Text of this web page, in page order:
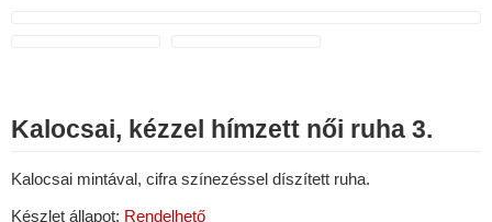
Kalocsai, kézzel hímzett női ruha 3.
Kalocsai mintával, cifra színezéssel díszített ruha.
Készlet állapot: Rendelhető